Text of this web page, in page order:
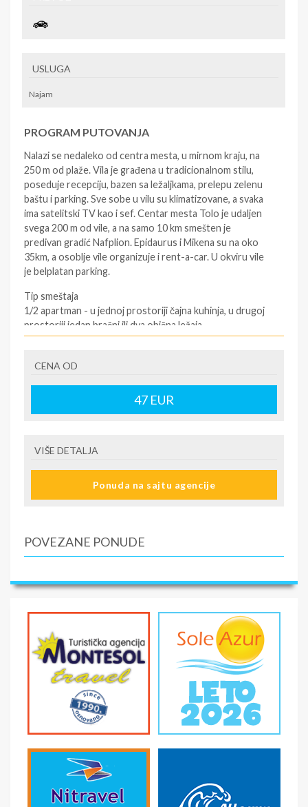
USLUGA
Najam
PROGRAM PUTOVANJA
Nalazi se nedaleko od centra mesta, u mirnom kraju, na
250 m od plaže. Vila je građena u tradicionalnom stilu,
poseduje recepciju, bazen sa ležaljkama, prelepu zelenu
baštu i parking. Sve sobe u vilu su klimatizovane, a svaka
ima satelitski TV kao i sef. Centar mesta Tolo je udaljen
svega 200 m od vile, a na samo 10 km smešten je
predivan gradić Nafplion. Epidaurus i Mikena su na oko
35km, a osoblje vile organizuje i rent-a-car. U okviru vile
je belplatan parking.
Tip smeštaja
1/2 apartman - u jednoj prostoriji čajna kuhinja, u drugoj
prostoriji jedan bračni ili dva obična ležaja.
1/3 apartman - u jednoj prostoriji čajna kuhinja sa jednim
obična ležaja.
1/4 apartman - u jednoj prostoriji čajna kuhinja sa ležajem
za dve osobe, u drugoj prostoriji jedan bračni ili dva
obična ležaja.
ležaja od našeg standarda.
bračni ležaj (dve osobe) 185–190 cm sa 130–155 cm.
CENA OD
47 EUR
VIŠE DETALJA
Ponuda na sajtu agencije
POVEZANE PONUDE